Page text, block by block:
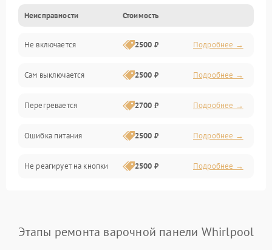
Неисправности Стоимость
Не включается 2500 ₽ Подробнее →
Сам выключается 2500 ₽ Подробнее →
Перегревается 2700 ₽ Подробнее →
Ошибка питания 2500 ₽ Подробнее →
Не реагирует на кнопки 2500 ₽ Подробнее →
Этапы ремонта варочной панели Whirlpool